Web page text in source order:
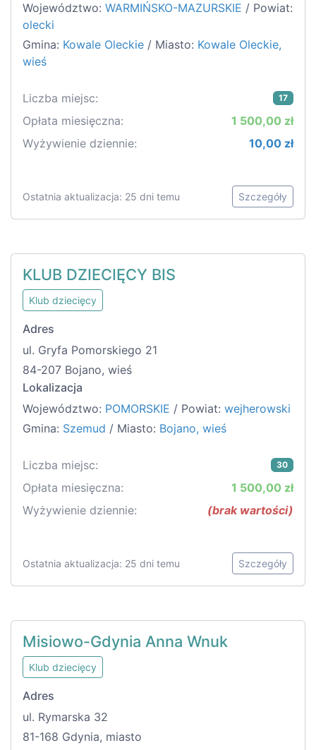
Województwo: WARMIŃSKO-MAZURSKIE / Powiat:
olecki
Gmina: Kowale Oleckie / Miasto: Kowale Oleckie,
wieś
Liczba miejsc: 17
Opłata miesięczna:
1 500,00 zł
Wyżywienie dziennie:
10,00 zł
Ostatnia aktualizacja: 25 dni temu Szczegóły
KLUB DZIECIĘCY BIS
Klub dziecięcy
Adres
ul. Gryfa Pomorskiego 21
84-207 Bojano, wieś
Lokalizacja
Województwo: POMORSKIE / Powiat: wejherowski
Gmina: Szemud / Miasto: Bojano, wieś
Liczba miejsc: 30
Opłata miesięczna:
1 500,00 zł
Wyżywienie dziennie:
(brak wartości)
Ostatnia aktualizacja: 25 dni temu Szczegóły
Misiowo-Gdynia Anna Wnuk
Klub dziecięcy
Adres
ul. Rymarska 32
81-168 Gdynia, miasto